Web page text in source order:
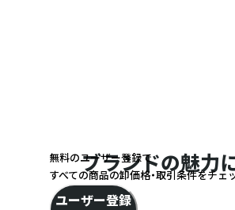
ブランドの魅力
無料のユーザー登録で
すべての商品の卸価格・取引条件をチェ
ユーザー登録